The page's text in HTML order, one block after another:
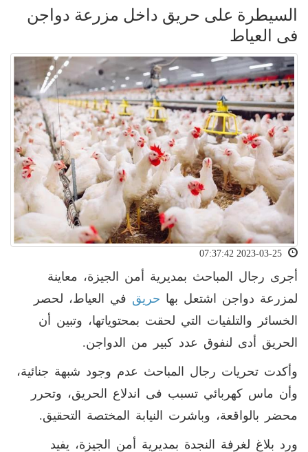
السيطرة على حريق داخل مزرعة دواجن
فى العياط
أجرى رجال المباحث بمديرية أمن الجيزة، معاينة
لمزرعة دواجن اشتعل بها حريق في العياط، لحصر
الخسائر والتلفيات التي لحقت بمحتوياتها، وتبين أن
الحريق أدى لنفوق عدد كبير من الدواجن.
وأكدت تحريات رجال المباحث عدم وجود شبهة جنائية،
وأن ماس كهربائي تسبب فى اندلاع الحريق، وتحرر
محضر بالواقعة، وباشرت النيابة المختصة التحقيق.
ورد بلاغ لغرفة النجدة بمديرية أمن الجيزة، يفيد